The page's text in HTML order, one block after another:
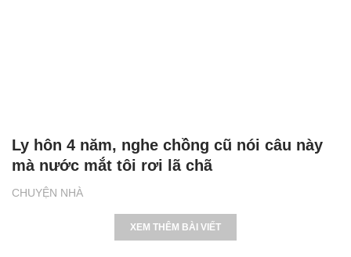
CHUYỆN NHÀ
Ly hôn 4 năm, nghe chồng cũ nói câu này
mà nước mắt tôi rơi lã chã
XEM THÊM BÀI VIẾT